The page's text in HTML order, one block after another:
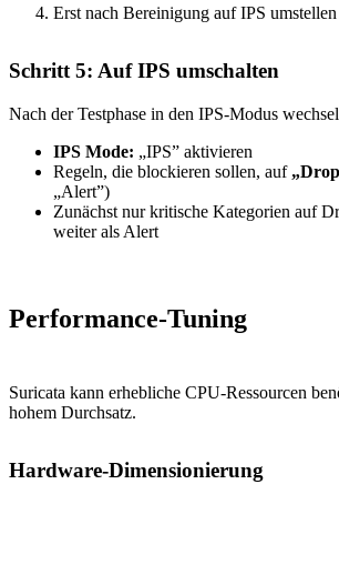
Erst nach Bereinigung auf IPS umstellen
Schritt 5: Auf IPS umschalten
Nach der Testphase in den IPS-Modus
IPS Mode: „IPS” aktivieren
Regeln, die blockieren sollen, auf
„Alert”)
Zunächst nur kritische Kategorien auf
weiter als Alert
Performance-Tuning
Suricata kann erhebliche CPU-Ressourcen
hohem Durchsatz.
Hardware-Dimensionierung